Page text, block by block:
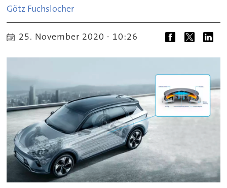
Götz Fuchslocher
25. November 2020 - 10:26